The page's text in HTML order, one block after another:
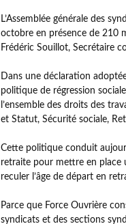
L’Assemblée générale des
octobre en présence de 210
Frédéric Souillot, Secrétaire
Dans une déclaration
politique de régression
l’ensemble des droits des
et Statut, Sécurité sociale,
Cette politique conduit
retraite pour mettre en place
reculer l’âge de départ en
Parce que Force Ouvrière
syndicats et des sections